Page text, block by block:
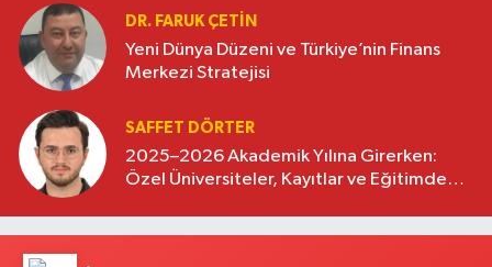
DR. FARUK ÇETİN
Yeni Dünya Düzeni ve Türkiye’nin Finans
Merkezi Stratejisi
SAFFET DÖRTER
2025–2026 Akademik Yılına Girerken:
Özel Üniversiteler, Kayıtlar ve Eğitimde